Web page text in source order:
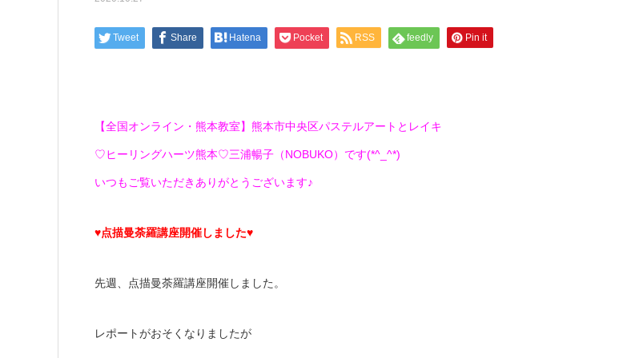
Tweet Share Hatena Pocket RSS feedly Pin it
【全国オンライン・熊本教室】熊本市中央区パステルアートとレイキ
♡ヒーリングハーツ熊本♡三浦暢子（NOBUKO）です(*^_^*)
いつもご覧いただきありがとうございます♪
♥点描曼荼羅講座開催しました♥
先週、点描曼荼羅講座開催しました。
レポートがおそくなりましたが